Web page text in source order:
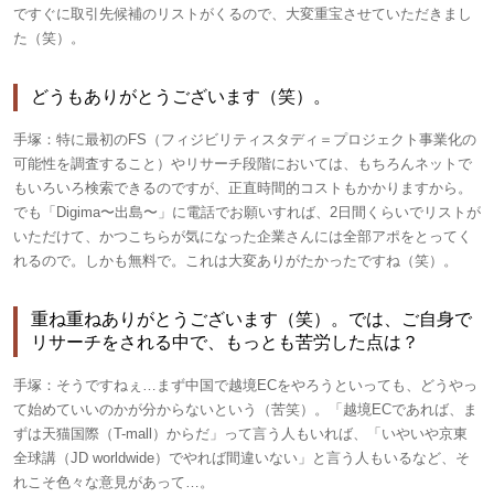
ですぐに取引先候補のリストがくるので、大変重宝させていただきまし
た（笑）。
どうもありがとうございます（笑）。
手塚： 特に最初のFS（フィジビリティスタディ＝プロジェクト事業化の
可能性を調査すること）やリサーチ段階においては、もちろんネットで
もいろいろ検索できるのですが、正直時間的コストもかかりますから。
でも「Digima〜出島〜」に電話でお願いすれば、2日間くらいでリストが
いただけて、かつこちらが気になった企業さんには全部アポをとってく
れるので。しかも無料で。これは大変ありがたかったですね（笑）。
重ね重ねありがとうございます（笑）。では、ご自身で
リサーチをされる中で、もっとも苦労した点は？
手塚： そうですねぇ…まず中国で越境ECをやろうといっても、どうやっ
て始めていいのかが分からないという（苦笑）。「越境ECであれば、ま
ずは天猫国際（T-mall）からだ」って言う人もいれば、「いやいや京東
全球講（JD worldwide）でやれば間違いない」と言う人もいるなど、そ
れこそ色々な意見があって…。